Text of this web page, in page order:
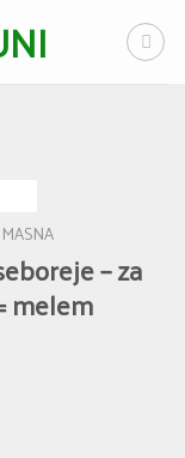
MASNA
– za
melem